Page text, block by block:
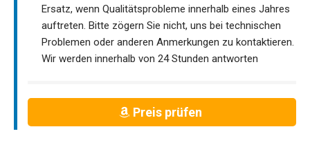
Ersatz, wenn Qualitätsprobleme innerhalb eines Jahres
auftreten. Bitte zögern Sie nicht, uns bei technischen
Problemen oder anderen Anmerkungen zu kontaktieren.
Wir werden innerhalb von 24 Stunden antworten
Preis prüfen